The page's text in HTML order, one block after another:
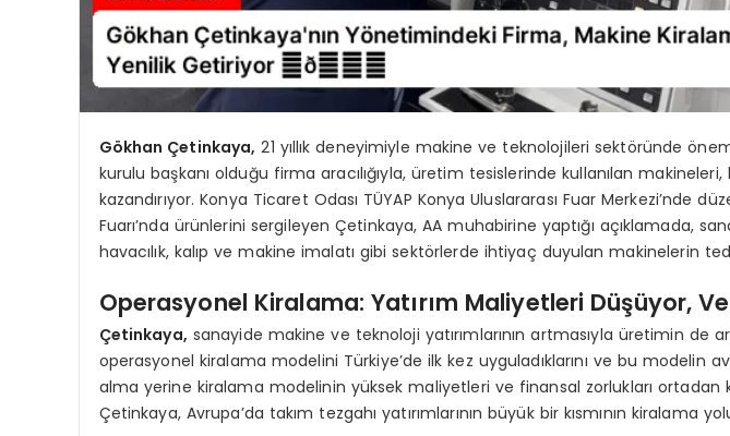
Gökhan Çetinkaya, 21 yıllık deneyimiyle makine ve teknolojileri sektöründe
kurulu başkanı olduğu firma aracılığıyla, üretim tesislerinde kullanılan
kazandırıyor. Konya Ticaret Odası TÜYAP Konya Uluslararası Fuar Merkezi’nde
Fuarı’nda ürünlerini sergileyen Çetinkaya, AA muhabirine yaptığı açıklamada,
havacılık, kalıp ve makine imalatı gibi sektörlerde ihtiyaç duyulan makinelerin
Operasyonel Kiralama: Yatırım Maliyetleri Düşüyor,
Çetinkaya, sanayide makine ve teknoloji yatırımlarının artmasıyla üretimin de
operasyonel kiralama modelini Türkiye’de ilk kez uyguladıklarını ve bu modelin
alma yerine kiralama modelinin yüksek maliyetleri ve finansal zorlukları ortadan
Çetinkaya, Avrupa’da takım tezgahı yatırımlarının büyük bir kısmının kiralama